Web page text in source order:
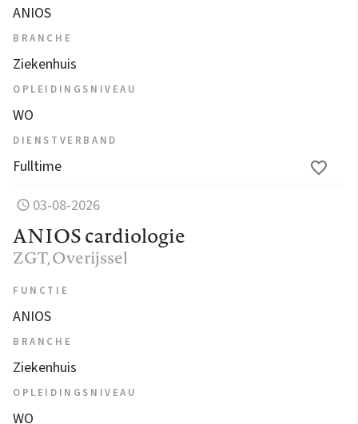
ANIOS
BRANCHE
Ziekenhuis
OPLEIDINGSNIVEAU
WO
DIENSTVERBAND
Fulltime
03-08-2026
ANIOS cardiologie
ZGT, Overijssel
FUNCTIE
ANIOS
BRANCHE
Ziekenhuis
OPLEIDINGSNIVEAU
WO